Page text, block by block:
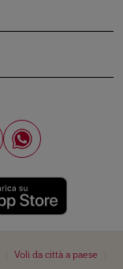
Voli da città a paese